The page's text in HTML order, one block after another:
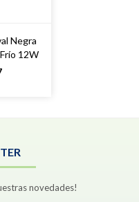
Negra
12W
novedades!